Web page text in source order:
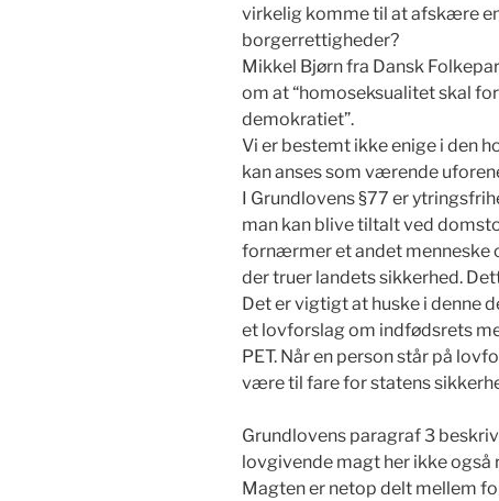
virkelig komme til at afskære
borgerrettigheder?
Mikkel Bjørn fra Dansk
om at “homoseksualitet skal
demokratiet”.
Vi er bestemt ikke enige i den
kan anses som værende
I Grundlovens §77 er
man kan blive tiltalt ved
fornærmer et andet menneske
der truer landets sikkerhed.
Det er vigtigt at huske i denne
et lovforslag om indfødsrets
PET. Når en person står på
være til fare for statens
Grundlovens paragraf 3
lovgivende magt her ikke
Magten er netop delt mellem